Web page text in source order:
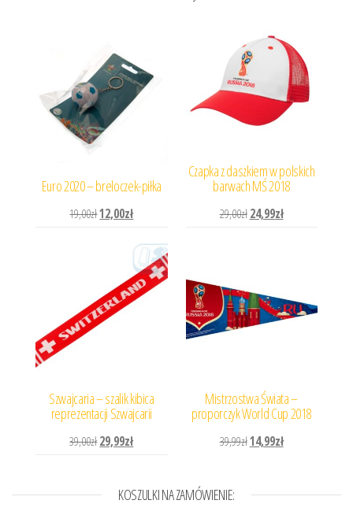
Euro 2020 – breloczek-piłka
19,00złPierwotna cena wynosiła: 19,00zł.
12,00złAktualna cena wynosi: 12,00zł.
Czapka z daszkiem w polskich
barwach MŚ 2018
29,00zł Pierwotna cena wynosiła:
24,99złAktualna cena
Szwajcaria – szalik kibica
reprezentacji Szwajcarii
39,00złPierwotna cena wynosiła: 39,00zł.
29,99złAktualna cena wynosi: 29,99zł.
Mistrzostwa Świata –
proporczyk World Cup 2018
39,99złPierwotna cena wynosiła:
14,99złAktualna cena
KOSZULKI NA ZAMÓWIENIE: